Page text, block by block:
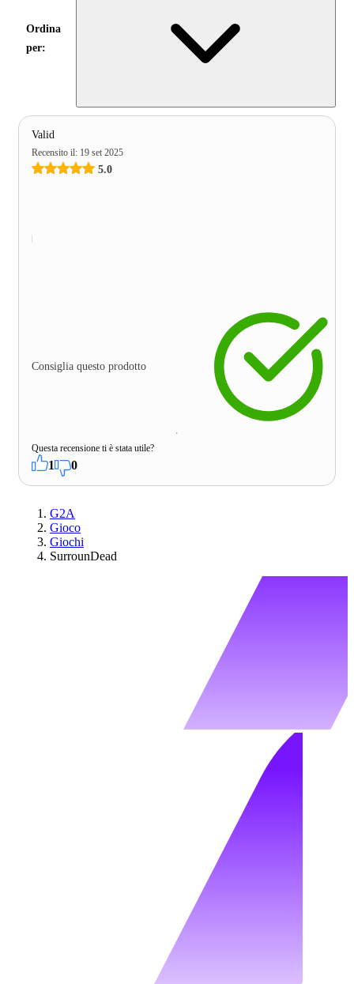
Ordina
per:
Valid
Recensito il: 19 set 2025
5.0
Consiglia questo prodotto
Questa recensione ti è stata utile?
1 0
G2A
Gioco
Giochi
SurrounDead